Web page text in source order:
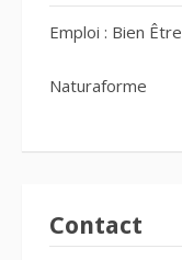
Emploi : Bien Être
Naturaforme
Contact